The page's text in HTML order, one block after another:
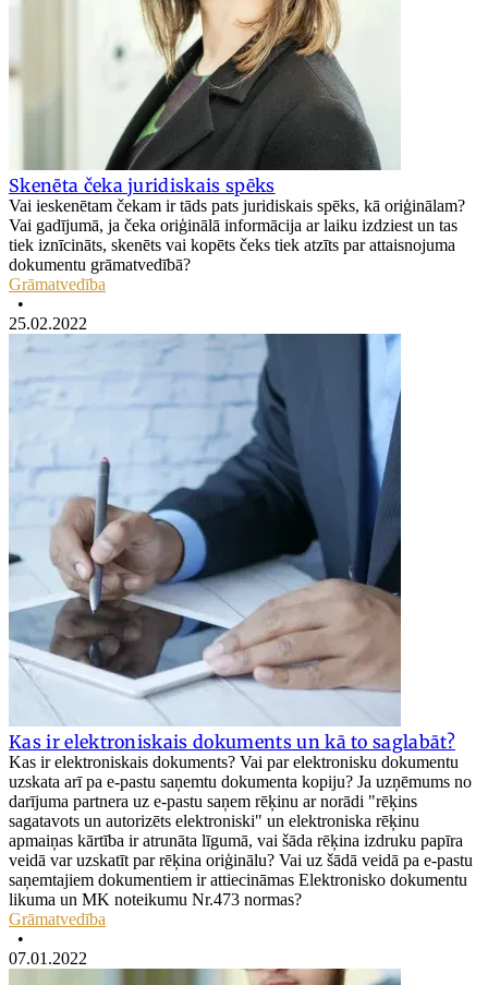
Skenēta čeka juridiskais spēks
Vai ieskenētam čekam ir tāds pats juridiskais spēks, kā oriģinālam?
Vai gadījumā, ja čeka oriģinālā informācija ar laiku izdziest un tas
tiek iznīcināts, skenēts vai kopēts čeks tiek atzīts par attaisnojuma
dokumentu grāmatvedībā?
Grāmatvedība
•
25.02.2022
Kas ir elektroniskais dokuments un kā to saglabāt?
Kas ir elektroniskais dokuments? Vai par elektronisku dokumentu
uzskata arī pa e-pastu saņemtu dokumenta kopiju? Ja uzņēmums no
darījuma partnera uz e-pastu saņem rēķinu ar norādi "rēķins
sagatavots un autorizēts elektroniski" un elektroniska rēķinu
apmaiņas kārtība ir atrunāta līgumā, vai šāda rēķina izdruku papīra
veidā var uzskatīt par rēķina oriģinālu? Vai uz šādā veidā pa e-pastu
saņemtajiem dokumentiem ir attiecināmas Elektronisko dokumentu
likuma un MK noteikumu Nr.473 normas?
Grāmatvedība
•
07.01.2022